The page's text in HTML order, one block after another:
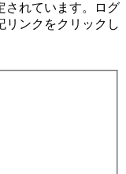
されています。ログ
リンクをクリックし